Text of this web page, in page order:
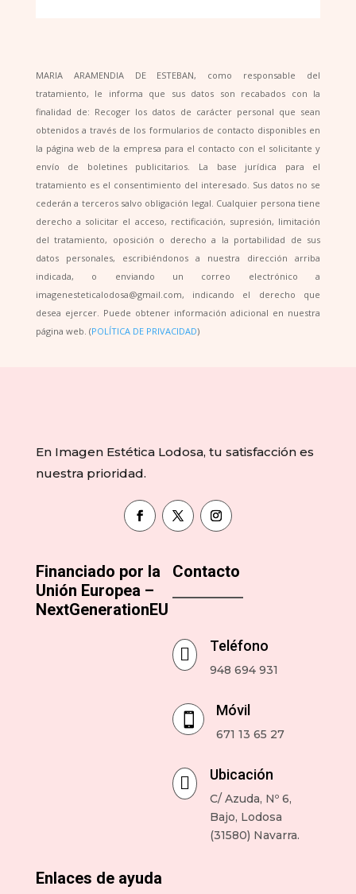
MARIA ARAMENDIA DE ESTEBAN, como responsable del
tratamiento, le informa que sus datos son recabados con la
finalidad de: Recoger los datos de carácter personal que sean
obtenidos a través de los formularios de contacto disponibles en
la página web de la empresa para el contacto con el solicitante y
envío de boletines publicitarios. La base jurídica para el
tratamiento es el consentimiento del interesado. Sus datos no se
cederán a terceros salvo obligación legal. Cualquier persona tiene
derecho a solicitar el acceso, rectificación, supresión, limitación
del tratamiento, oposición o derecho a la portabilidad de sus
datos personales, escribiéndonos a nuestra dirección arriba
indicada, o enviando un correo electrónico a
imagenesteticalodosa@gmail.com, indicando el derecho que
desea ejercer. Puede obtener información adicional en nuestra
página web. (POLÍTICA DE PRIVACIDAD)
En Imagen Estética Lodosa, tu satisfacción es
nuestra prioridad.
Financiado por la
Unión Europea –
NextGenerationEU
Contacto
 Teléfono
948 694 931

Móvil
671 13 65 27
 Ubicación
C/ Azuda, Nº 6,
Bajo, Lodosa
(31580) Navarra.
Enlaces de ayuda